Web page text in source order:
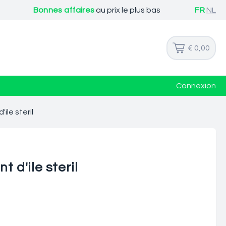
Bonnes affairesau prix le plus bas FR NL
€ 0,00
Connexion
steril
d'ile steril